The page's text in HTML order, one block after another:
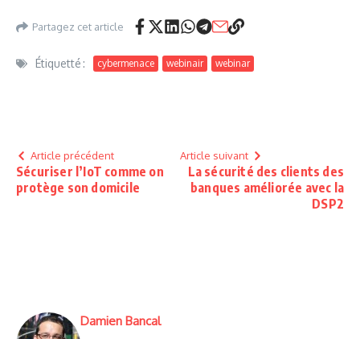
Partagez cet article
Étiquetté : cybermenace webinair webinar
Article précédent
Sécuriser l’IoT comme on
protège son domicile
Article suivant
La sécurité des clients des
banques améliorée avec la
DSP2
Damien Bancal